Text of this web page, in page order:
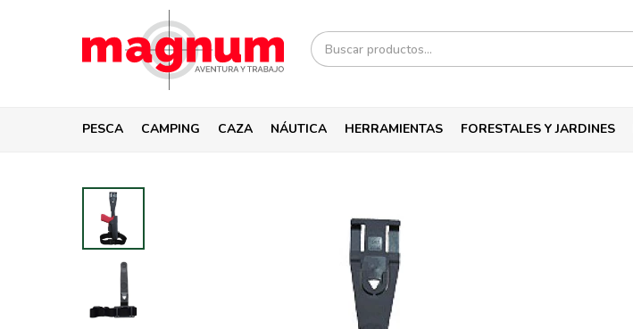
PESCA CAMPING CAZA NÁUTICA HERRAMIENTAS FORESTALES Y JARDINES